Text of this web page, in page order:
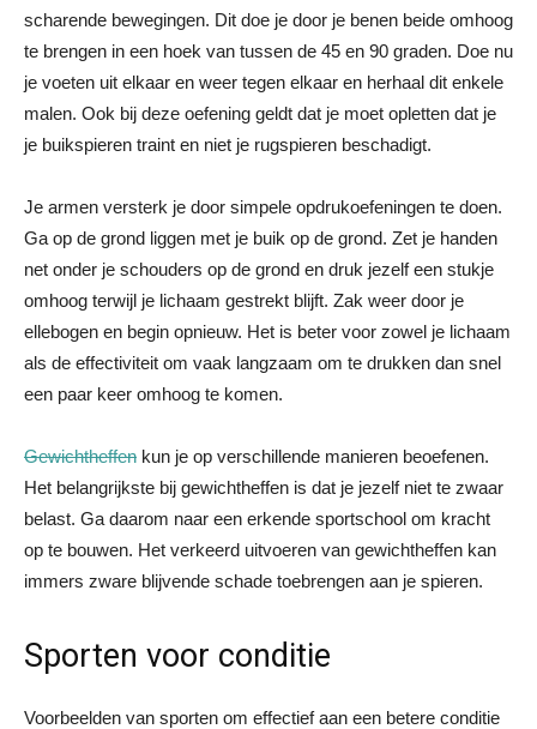
scharende bewegingen. Dit doe je door je benen beide omhoog
te brengen in een hoek van tussen de 45 en 90 graden. Doe nu
je voeten uit elkaar en weer tegen elkaar en herhaal dit enkele
malen. Ook bij deze oefening geldt dat je moet opletten dat je
je buikspieren traint en niet je rugspieren beschadigt.
Je armen versterk je door simpele opdrukoefeningen te doen.
Ga op de grond liggen met je buik op de grond. Zet je handen
net onder je schouders op de grond en druk jezelf een stukje
omhoog terwijl je lichaam gestrekt blijft. Zak weer door je
ellebogen en begin opnieuw. Het is beter voor zowel je lichaam
als de effectiviteit om vaak langzaam om te drukken dan snel
een paar keer omhoog te komen.
Gewichtheffen kun je op verschillende manieren beoefenen.
Het belangrijkste bij gewichtheffen is dat je jezelf niet te zwaar
belast. Ga daarom naar een erkende sportschool om kracht
op te bouwen. Het verkeerd uitvoeren van gewichtheffen kan
immers zware blijvende schade toebrengen aan je spieren.
Sporten voor conditie
Voorbeelden van sporten om effectief aan een betere conditie